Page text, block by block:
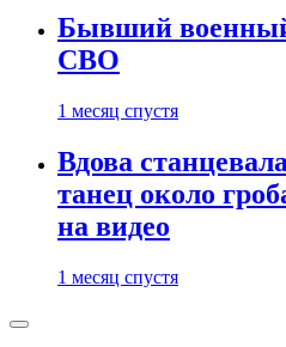
Бывший
СВО
1 месяц спустя
Вдова
танец около
на видео
1 месяц спустя